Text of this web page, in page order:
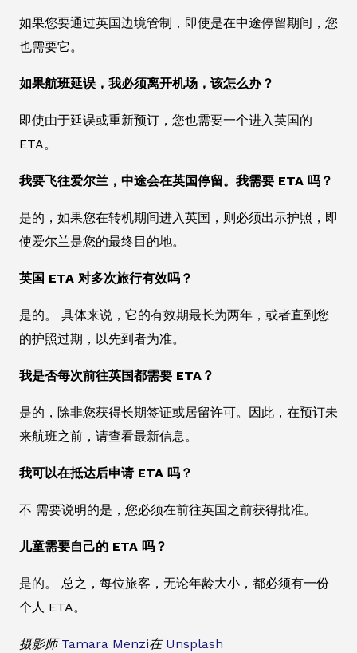
如果您要通过英国边境管制，即使是在中途停留期间，您
也需要它。
如果航班延误，我必须离开机场，该怎么办？
即使由于延误或重新预订，您也需要一个进入英国的
ETA。
我要飞往爱尔兰，中途会在英国停留。我需要 ETA 吗？
是的，如果您在转机期间进入英国，则必须出示护照，即
使爱尔兰是您的最终目的地。
英国 ETA 对多次旅行有效吗？
是的。 具体来说，它的有效期最长为两年，或者直到您
的护照过期，以先到者为准。
我是否每次前往英国都需要 ETA？
是的，除非您获得长期签证或居留许可。因此，在预订未
来航班之前，请查看最新信息。
我可以在抵达后申请 ETA 吗？
不 需要说明的是，您必须在前往英国之前获得批准。
儿童需要自己的 ETA 吗？
是的。 总之，每位旅客，无论年龄大小，都必须有一份
个人 ETA。
摄影师Tamara Menzi在 Unsplash